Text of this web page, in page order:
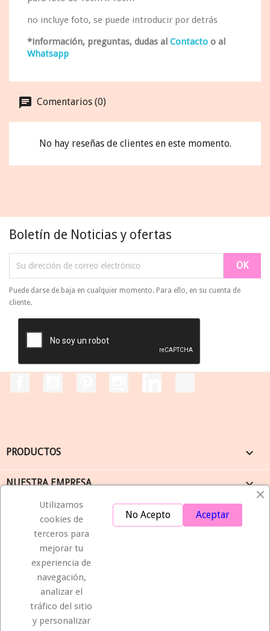
no incluye foto, se puede introducir por detrás
*información, preguntas, dudas al Contacto o al
Whatsapp
Comentarios (0)
No hay reseñas de clientes en este momento.
Boletín de Noticias y ofertas
Puede darse de baja en cualquier momento. Para ello, en su cuenta de
cliente.
PRODUCTOS 
NUESTRA EMPRESA 
SU CUENTA
INFORMACIÓN
Compromiso de entrega
Seguridad
Utilizamos
cookies de
terceros para
mejorar tu
experiencia de
navegación,
analizar el
tráfico del sitio
y personalizar
Aceptar
No Acepto